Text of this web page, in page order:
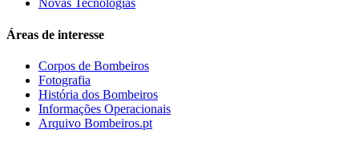
Novas Tecnologias
Áreas de interesse
Corpos de Bombeiros
Fotografia
História dos Bombeiros
Informações Operacionais
Arquivo Bombeiros.pt